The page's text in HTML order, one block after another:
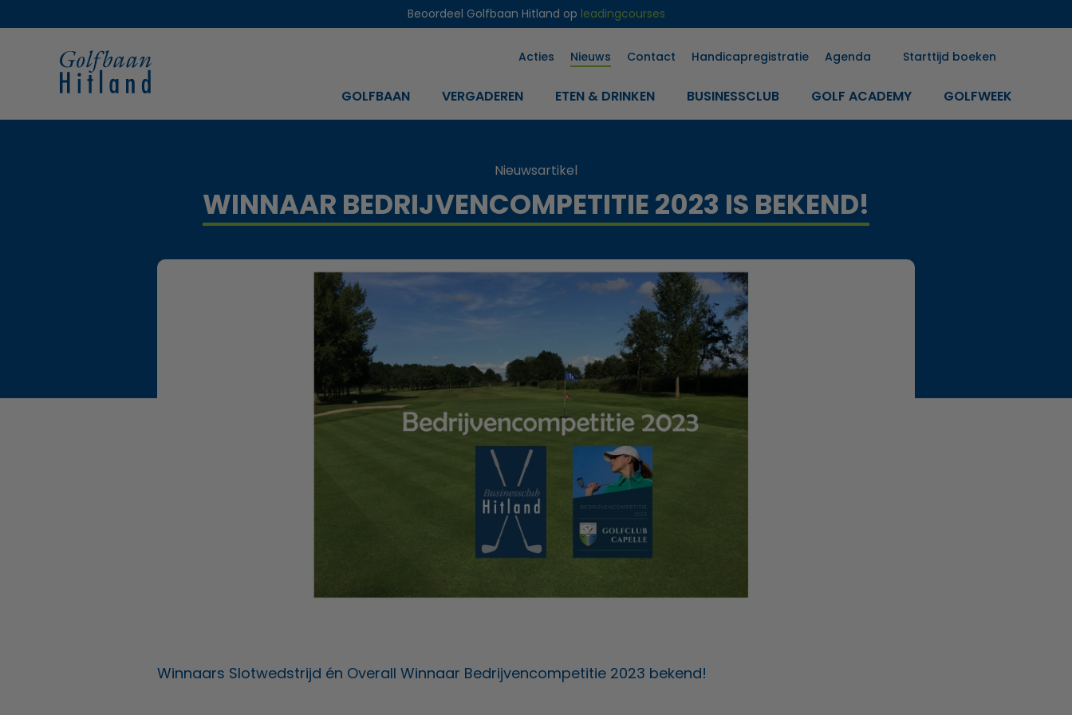
Beoordeel Golfbaan Hitland op leadingcourses
Acties Nieuws Contact Handicapregistratie Agenda Starttijd boeken
GOLFBAAN VERGADEREN ETEN & DRINKEN BUSINESSCLUB GOLF ACADEMY GOLFWEEK
Nieuwsartikel
WINNAAR BEDRIJVENCOMPETITIE 2023 IS BEKEND!
Winnaars Slotwedstrijd én Overall Winnaar Bedrijvencompetitie 2023 bekend!